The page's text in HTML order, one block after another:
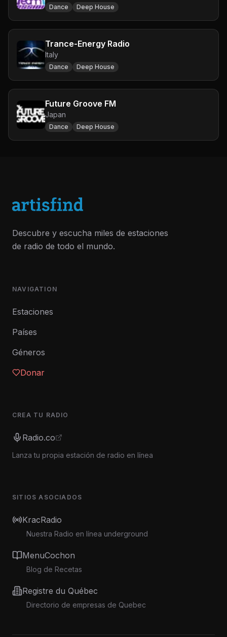
Dance Deep House
Trance-Energy Radio
Italy
Dance Deep House
Future Groove FM
Japan
Dance Deep House
Descubre y escucha miles de estaciones
de radio de todo el mundo.
NAVIGATION
Estaciones
Países
Géneros
Donar
CREA TU RADIO
Radio.co
Lanza tu propia estación de radio en línea
SITIOS ASOCIADOS
KracRadio
Nuestra Radio en línea underground
MenuCochon
Blog de Recetas
Registre du Québec
Directorio de empresas de Quebec